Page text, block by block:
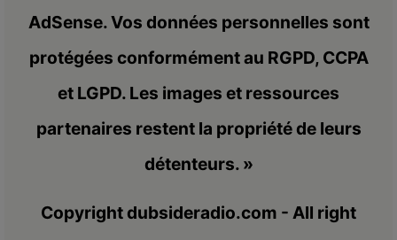
AdSense. Vos données personnelles sont
protégées conformément au RGPD, CCPA
et LGPD. Les images et ressources
partenaires restent la propriété de leurs
détenteurs. »
Copyright dubsideradio.com - All right